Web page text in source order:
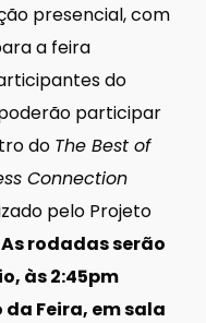
presencial, com
a feira
do
participar
do The Best of
Connection
pelo Projeto
As rodadas serão
às 2:45pm
Feira, em sala